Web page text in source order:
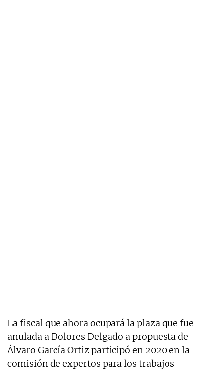
La fiscal que ahora ocupará la plaza que fue
anulada a Dolores Delgado a propuesta de
Álvaro García Ortiz participó en 2020 en la
comisión de expertos para los trabajos